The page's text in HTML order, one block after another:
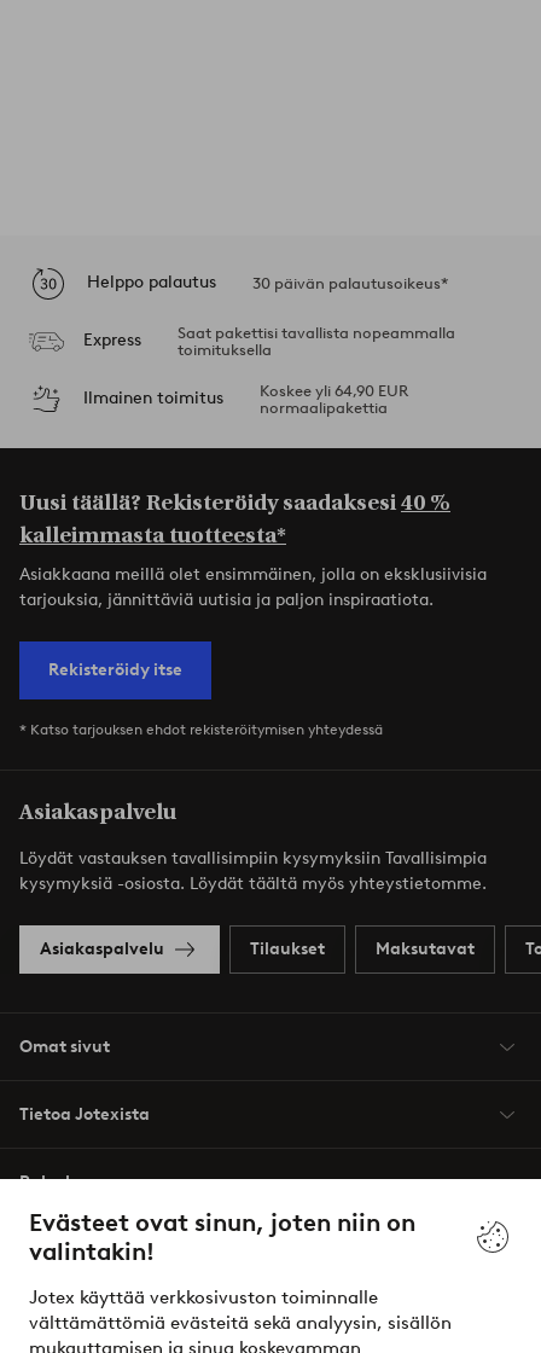
Evästeet ovat sinun, joten niin on
valintakin!
Jotex käyttää verkkosivuston toiminnalle
välttämättömiä evästeitä sekä analyysin, sisällön
mukauttamisen ja sinua koskevamman
Helppo palautus 30 päivän palautusoikeus*
Express
Saat pakettisi tavallista nopeammalla
toimituksella
Ilmainen toimitus
Koskee yli 64,90 EUR
normaalipakettia
Uusi täällä? Rekisteröidy saadaksesi40 %
kalleimmasta tuotteesta*
Asiakkaana meillä olet ensimmäinen, jolla on eksklusiivisia
tarjouksia, jännittäviä uutisia ja paljon inspiraatiota.
Rekisteröidy itse
* Katso tarjouksen ehdot rekisteröitymisen yhteydessä
Asiakaspalvelu
Löydät vastauksen tavallisimpiin kysymyksiin Tavallisimpia
kysymyksiä -osiosta. Löydät täältä myös yhteystietomme.
Asiakaspalvelu Tilaukset Maksutavat
Omat sivut
Tietoa Jotexista
Palvelumme
Ehdot
Ystävät